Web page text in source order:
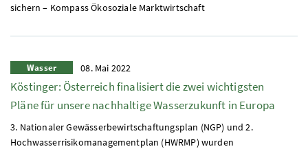
sichern – Kompass Ökosoziale Marktwirtschaft
Wasser 08. Mai 2022
Köstinger: Österreich finalisiert die zwei wichtigsten
Pläne für unsere nachhaltige Wasserzukunft in Europa
3. Nationaler Gewässerbewirtschaftungsplan (NGP) und 2.
Hochwasserrisikomanagementplan (HWRMP) wurden